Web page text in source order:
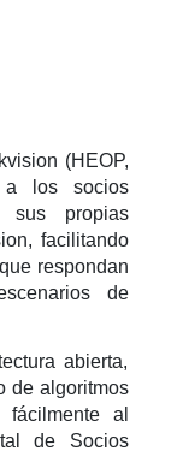
(HEOP,
los socios
sus propias
facilitando
respondan
de
abierta,
de algoritmos
al
de Socios